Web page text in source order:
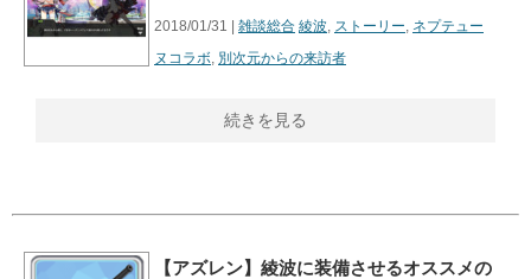
2018/01/31 | 雑談総合 綾波, ストーリー, ネプテュー
ヌコラボ, 別次元からの来訪者
続きを見る
【アズレン】綾波に装備させるオススメの